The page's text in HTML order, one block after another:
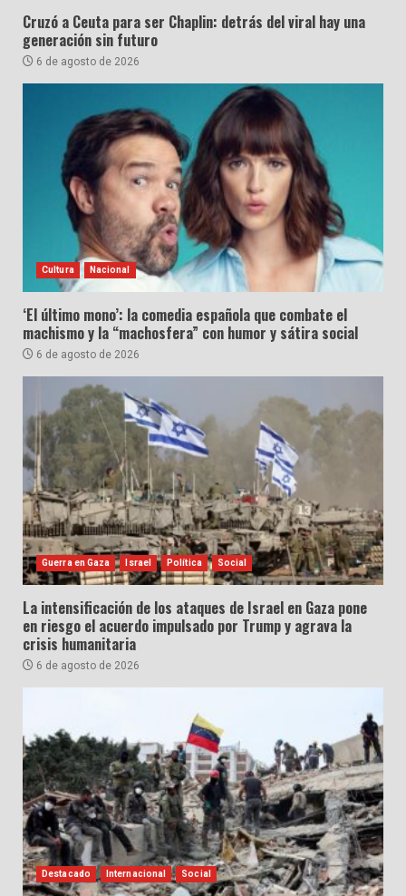
Cruzó a Ceuta para ser Chaplin: detrás del viral hay una
generación sin futuro
6 de agosto de 2026
Cultura Nacional
‘El último mono’: la comedia española que combate el
machismo y la “machosfera” con humor y sátira social
6 de agosto de 2026
Guerra en Gaza Israel Política Social
La intensificación de los ataques de Israel en Gaza pone
en riesgo el acuerdo impulsado por Trump y agrava la
crisis humanitaria
6 de agosto de 2026
Destacado Internacional Social